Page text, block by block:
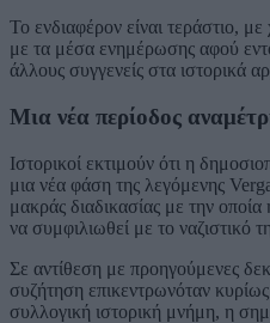
Το ενδιαφέρον είναι τεράστιο, με
με τα μέσα ενημέρωσης αφού
άλλους συγγενείς στα ιστορικά
Μια νέα περίοδος
Ιστορικοί εκτιμούν ότι η
μια νέα φάση της λεγόμενης
μακράς διαδικασίας με την οποία
να συμφιλιωθεί με το ναζιστικό
Σε αντίθεση με προηγούμενες
συζήτηση επικεντρωνόταν
συλλογική ιστορική μνήμη, η